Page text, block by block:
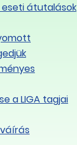
az az
ami
eseti átutalások
a LIGA tagjai